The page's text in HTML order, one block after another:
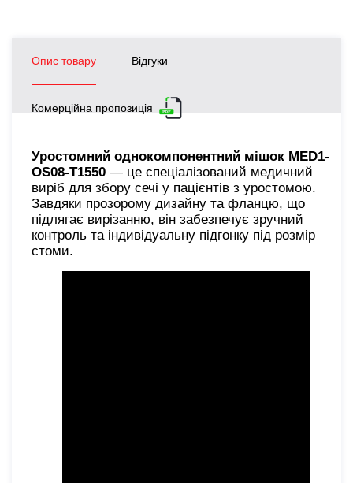
Опис товару Відгуки
Комерційна пропозиція
Уростомний однокомпонентний мішок MED1-
OS08-T1550 — це спеціалізований медичний
виріб для збору сечі у пацієнтів з уростомою.
Завдяки прозорому дизайну та фланцю, що
підлягає вирізанню, він забезпечує зручний
контроль та індивідуальну підгонку під розмір
стоми.